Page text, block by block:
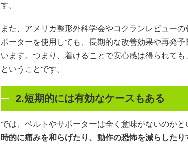
す。
また、アメリカ整形外科学会やコクランレビュー
ポーターを使用しても、長期的な改善効果や再発
います。つまり、着けることで安心感は得られて
ということです。
2.短期的には有効なケースもある
では、ベルトやサポーターは全く意味がないのかと
時的に痛みを和らげたり、動作の恐怖を減らしたり